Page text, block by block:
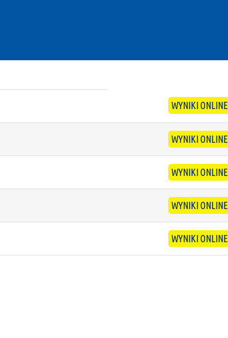
WYNIKI ONLINE
WYNIKI ONLINE
WYNIKI ONLINE
WYNIKI ONLINE
WYNIKI ONLINE